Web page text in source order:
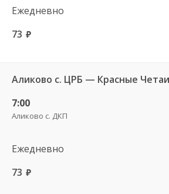
Ежедневно
73 руб.
Аликово с. ЦРБ — Красные
7:00
Аликово с. ДКП
Ежедневно
73 руб.